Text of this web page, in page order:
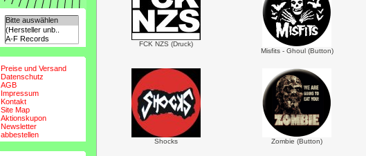
Preise und Versand
Datenschutz
AGB
Impressum
Kontakt
Site Map
Aktionskupon
Newsletter
abbestellen
FCK NZS (Druck)
Misfits - Ghoul (Button)
Shocks Zombie (Button)